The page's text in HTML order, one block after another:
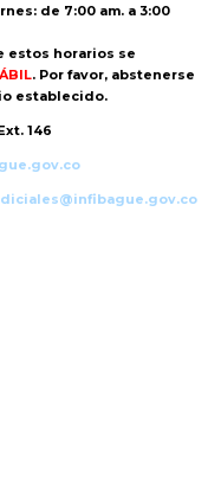
de 7:00 am. a 3:00
estos horarios se
. Por favor, abstenerse
establecido.
146